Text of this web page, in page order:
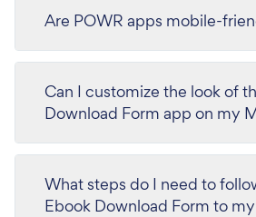
Are POWR apps mobile-
Can I customize the look of
Download Form app on my
What steps do I need to
Ebook Download Form to